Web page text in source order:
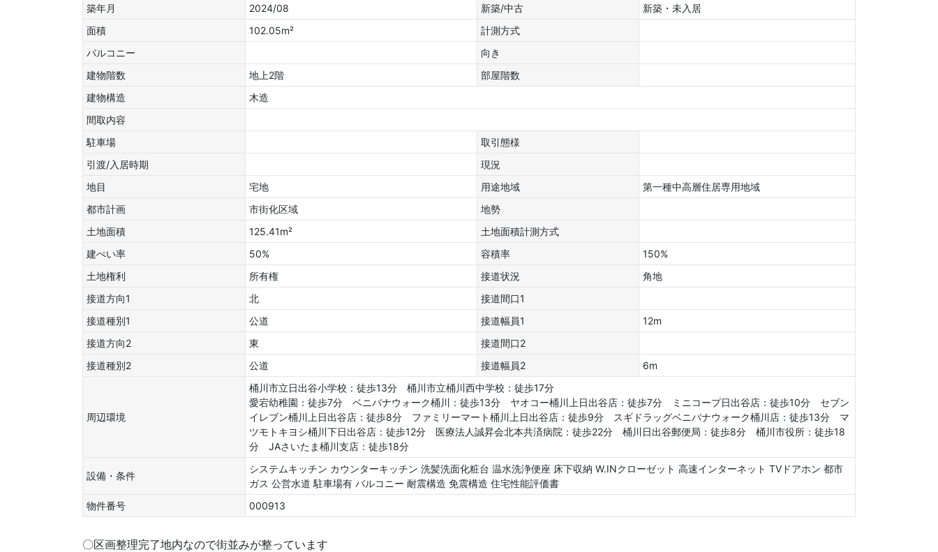
築年月
2024/08 新築/中古
新築・未入居
面積
102.05m²
計測方式
バルコニー
向き
建物階数
地上2階
部屋階数
建物構造
木造
間取内容
駐車場
取引態様
引渡/入居時期
現況
地目
宅地 用途地域
第一種中高層住居専用地域
都市計画
市街化区域
地勢
土地面積
125.41m²
土地面積計測方式
建ぺい率
50% 容積率
150%
土地権利
所有権 接道状況
角地
接道方向1
北
接道間口1
接道種別1
公道 接道幅員1
12m
接道方向2
東
接道間口2
接道種別2
公道 接道幅員2 6m
周辺環境
桶川市立日出谷小学校：徒歩13分 桶川市立桶川西中学校：徒歩17分
愛宕幼稚園：徒歩7分 ベニバナウォーク桶川：徒歩13分 ヤオコー桶川上日出谷店：徒歩7分 ミニコープ日出谷店：徒歩10分 セブン
イレブン桶川上日出谷店：徒歩8分 ファミリーマート桶川上日出谷店：徒歩9分 スギドラッグベニバナウォーク桶川店：徒歩13分 マ
ツモトキヨシ桶川下日出谷店：徒歩12分 医療法人誠昇会北本共済病院：徒歩22分 桶川日出谷郵便局：徒歩8分 桶川市役所：徒歩18
分 JAさいたま桶川支店：徒歩18分
設備・条件
システムキッチン カウンターキッチン 洗髪洗面化粧台 温水洗浄便座 床下収納 W.INクローゼット 高速インターネット TVドアホン 都市
ガス 公営水道 駐車場有 バルコニー 耐震構造 免震構造 住宅性能評価書
物件番号
000913
〇区画整理完了地内なので街並みが整っています